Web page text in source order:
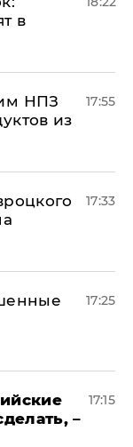
в
НПЗ
из
17:55
17:33
17:25
–
17:15